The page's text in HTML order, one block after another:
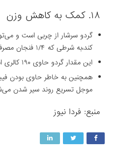
۱۸. کمک به کاهش وزن
گردو سرشار از چربی است و
کند،‌به شرطی که ۱/۴ فنجان مصرف کنید.
این مقدار گردو حاوی ۱۹۰ کالری است و برای شما کافی است.
همچنین به خاطر حاوی بودن
موجل تسریع روند سیر شدن
منبع: فردا نیوز